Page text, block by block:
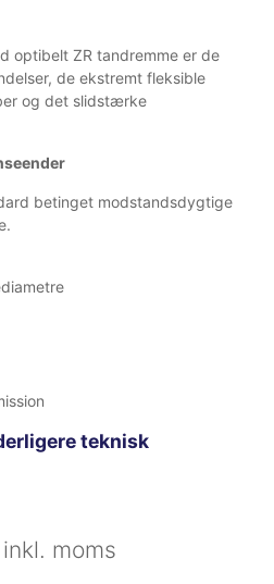
optibelt ZR tandremme er de
de ekstremt fleksible
og det slidstærke
betinget modstandsdygtige
teknisk
inkl. moms